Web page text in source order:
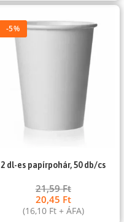
-5%
2 dl-es papírpohár, 50 db/cs
21,59Ft
20,45 Ft
(16,10 Ft+ ÁFA)